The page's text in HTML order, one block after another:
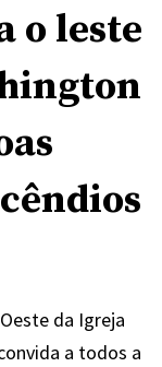
o leste
da Igreja
a todos a